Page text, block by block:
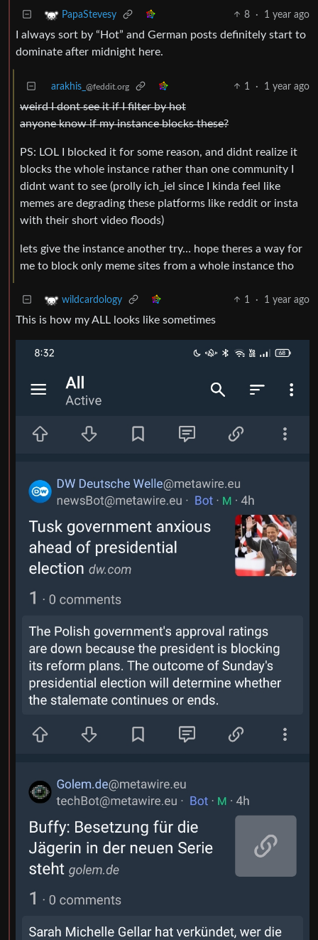
PapaStevesy 8 · 1 year ago
I always sort by “Hot” and German posts definitely start to
dominate after midnight here.
arakhis_ @feddit.org 1 · 1 year ago
weird I dont see it if I filter by hot
anyone know if my instance blocks these?
PS: LOL I blocked it for some reason, and didnt realize it
blocks the whole instance rather than one community I
didnt want to see (prolly ich_iel since I kinda feel like
memes are degrading these platforms like reddit or insta
with their short video floods)
lets give the instance another try… hope theres a way for
me to block only meme sites from a whole instance tho
wildcardology 1 · 1 year ago
This is how my ALL looks like sometimes